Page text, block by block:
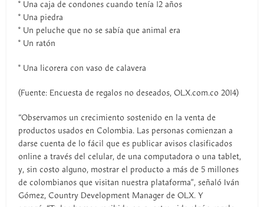
* Una caja de condones cuando tenía 12 años
* Una piedra
* Un peluche que no se sabía que animal era
* Un ratón
* Una licorera con vaso de calavera
(Fuente: Encuesta de regalos no deseados, OLX.com.co 2014)
“Observamos un crecimiento sostenido en la venta de
productos usados en Colombia. Las personas comienzan a
darse cuenta de lo fácil que es publicar avisos clasificados
online a través del celular, de una computadora o una tablet,
y, sin costo alguno, mostrar el producto a más de 5 millones
de colombianos que visitan nuestra plataforma”, señaló Iván
Gómez, Country Development Manager de OLX. Y